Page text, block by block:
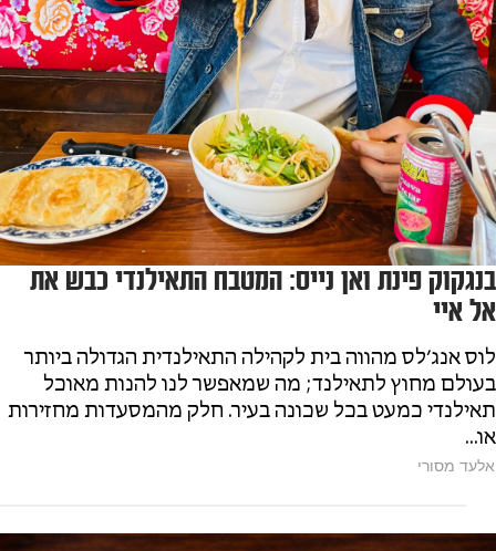
בנגקוק פינת ואן נייס: המטבח התאילנדי כבש את
אל איי
לוס אנג׳לס מהווה בית לקהילה התאילנדית הגדולה ביותר
בעולם מחוץ לתאילנד; מה שמאפשר לנו להנות מאוכל
תאילנדי כמעט בכל שכונה בעיר. חלק מהמסעדות מחזירות
או...
אלעד מסורי